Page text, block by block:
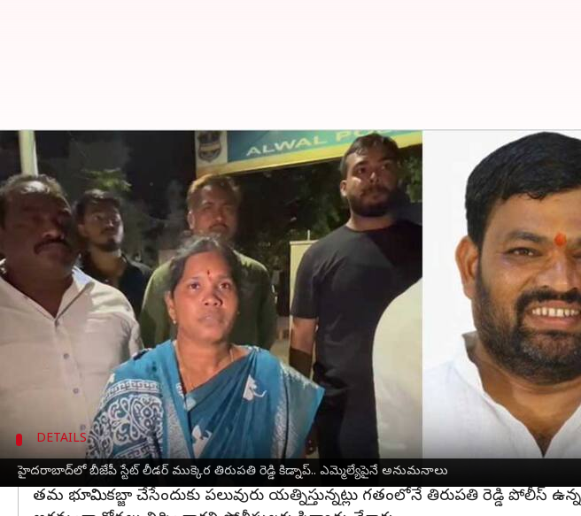
హైదరాబాద్‌లో బీజేపీ స్టేట్ లీడర్ ముక్కెర తిరుపతి రెడ్డి కిడ్నాప్.. ఎమ్మెల్యేపైనే అనుమనాలు
హైదరాబాద్‌లో బీజేపీ స్టేట్ లీడర్ ముక్కెర తిరుపతి రెడ్డి
వ్రాసిన వారు TEJAVYAS BESTHA Jul 14, 2023 04:07 pm
ఈ వార్తాకథనం ఏంటి
భారతీయ జనతా పార్టీరాష్ట్ర కమిటీ సభ్యుడు ముక్కెర తిరుపతి రెడ్డి కిడ్నాప్‌కు
ఈ మేరకు గురువారం మధ్యాహ్నం 12 గంటల సమయంలో తన భర్త కిడ్నాపయ్యారని
అల్వాల్ తహసీల్దార్ కార్యాలయం వద్ద కొంత మంది వ్యక్తులు ఆయన్ను
నగరంలోని కుషాయిగూడలో తిరుపతిరెడ్డి కుటుంబంతో కలిసి నివాసం
అల్వాల్ పాకాలకుంట పరిధిలో తిరుపతి రెడ్డికి మరి కొంతమందికి గత కొంతకాలంగా
DETAILS
17 తప్పుడు ధ్రువపత్రాలను సృష్టించారని తిరుపతి రెడ్డి ఆందోళన
తమ భూమిని కబ్జా చేసేందుకు పలువురు యత్నిస్తున్నట్లు గతంలోనే తిరుపతి రెడ్డి పోలీస్